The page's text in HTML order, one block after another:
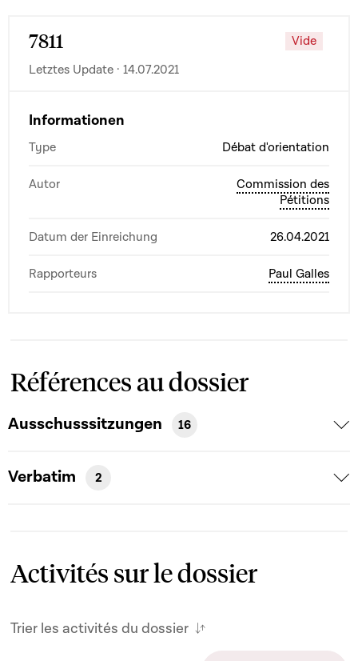
7811
Vide
Letztes Update · 14.07.2021
Informationen
Type Débat d'orientation
Autor
Commission des
Pétitions
Datum der Einreichung 26.04.2021
Rapporteurs Paul Galles
Références au dossier
Ausschusssitzungen 16
Verbatim 2
Activités sur le dossier
Trier les activités du dossier